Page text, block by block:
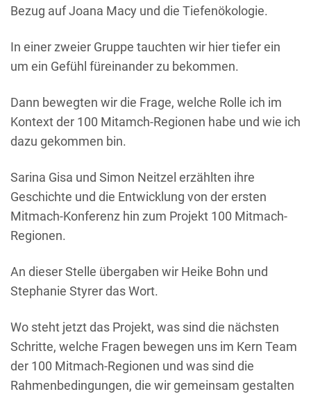
Bezug auf Joana Macy und die Tiefenökologie.
In einer zweier Gruppe tauchten wir hier tiefer ein
um ein Gefühl füreinander zu bekommen.
Dann bewegten wir die Frage, welche Rolle ich im
Kontext der 100 Mitamch-Regionen habe und wie ich
dazu gekommen bin.
Sarina Gisa und Simon Neitzel erzählten ihre
Geschichte und die Entwicklung von der ersten
Mitmach-Konferenz hin zum Projekt 100 Mitmach-
Regionen.
An dieser Stelle übergaben wir Heike Bohn und
Stephanie Styrer das Wort.
Wo steht jetzt das Projekt, was sind die nächsten
Schritte, welche Fragen bewegen uns im Kern Team
der 100 Mitmach-Regionen und was sind die
Rahmenbedingungen, die wir gemeinsam gestalten